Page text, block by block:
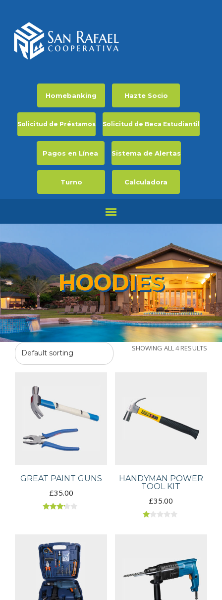
Homebanking Hazte Socio
Solicitud de Préstamos Solicitud de Beca Estudiantil
Pagos en Línea Sistema de Alertas
Turno Calculadora
HOODIES
SHOWING ALL 4 RESULTS
GREAT PAINT GUNS
£35.00
HANDYMAN POWER
TOOL KIT
£35.00